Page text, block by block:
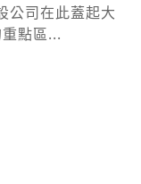
公司在此蓋起大
點區...